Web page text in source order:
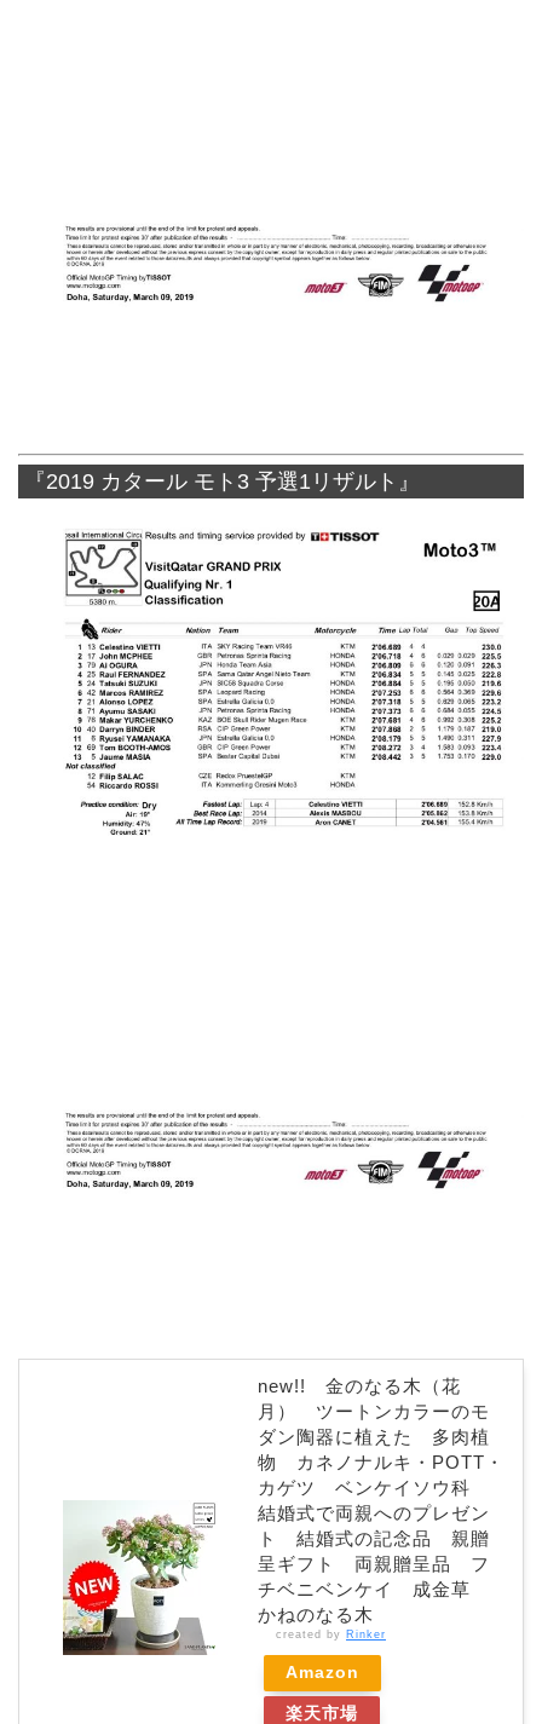
『2019 カタール モト3 予選1リザルト』
new!! 金のなる木（花
月） ツートンカラーのモ
ダン陶器に植えた 多肉植
物 カネノナルキ・POTT・
カゲツ ベンケイソウ科
結婚式で両親へのプレゼン
ト 結婚式の記念品 親贈
呈ギフト 両親贈呈品 フ
チベニベンケイ 成金草
かねのなる木
created by Rinker
Amazon
楽天市場